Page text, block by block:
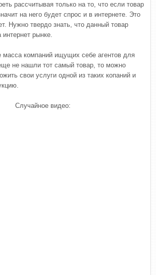
рассчитывая только на то, что если товар
на него будет спрос и в интернете. Это
Нужно твердо знать, что данный товар
рынке.
масса компаний ищущих себе агентов для
не нашли тот самый товар, то можно
свои услуги одной из таких копаний и
Случайное видео: